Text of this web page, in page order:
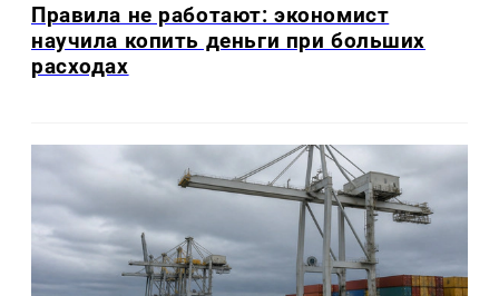
Правила не работают: экономист
научила копить деньги при больших
расходах